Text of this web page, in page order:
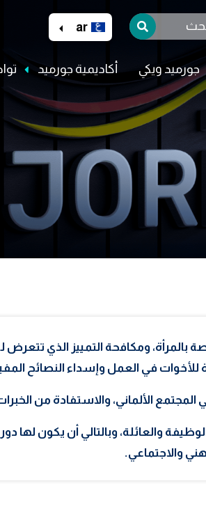
to
main
Select your language
ar
جورميد ويكي أكاديمية جورميد
بالمرأة، ومكافحة التمييز الذي
للأخوات في العمل وإسداء النصائح
الألماني، والاستفادة من الخبرات
والعائلة، وبالتالي أن يكون لها
والاجتماعي.